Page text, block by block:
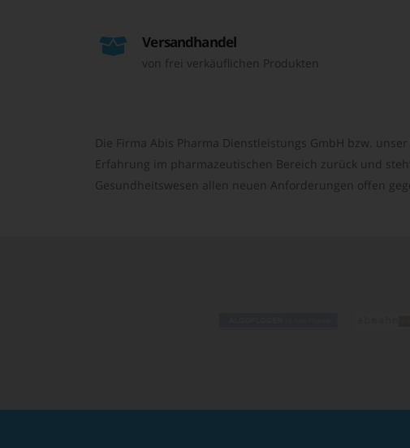
Versandhandel
von frei verkäuflichen Produkten
Die Firma Abis Pharma Dienstleistungs GmbH bzw.
Erfahrung im pharmazeutischen Bereich zurück und
Gesundheitswesen allen neuen Anforderungen offen